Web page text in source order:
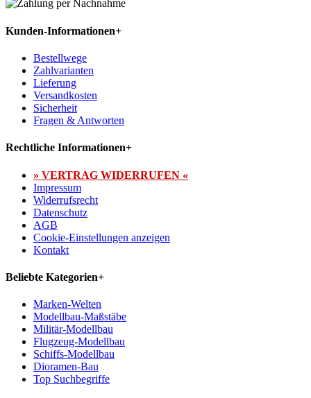
Kunden-Informationen+
Bestellwege
Zahlvarianten
Lieferung
Versandkosten
Sicherheit
Fragen & Antworten
Rechtliche Informationen+
» VERTRAG WIDERRUFEN «
Impressum
Widerrufsrecht
Datenschutz
AGB
Cookie-Einstellungen anzeigen
Kontakt
Beliebte Kategorien+
Marken-Welten
Modellbau-Maßstäbe
Militär-Modellbau
Flugzeug-Modellbau
Schiffs-Modellbau
Dioramen-Bau
Top Suchbegriffe